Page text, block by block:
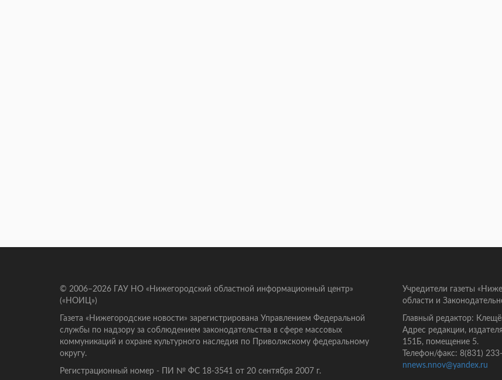
© 2006–2026 ГАУ НО «Нижегородский областной информационный центр»
(«НОИЦ»)
Газета «Нижегородские новости» зарегистрирована Управлением Федеральной
службы по надзору за соблюдением законодательства в сфере массовых
коммуникаций и охране культурного наследия по Приволжскому федеральному
округу.
Регистрационный номер - ПИ № ФС 18-3541 от 20 сентября 2007 г.
Учредители газеты
области и
Главный редактор:
Адрес редакции,
151Б, помещение 5.
Телефон/факс: 8(831)
nnews.nnov@yandex.ru